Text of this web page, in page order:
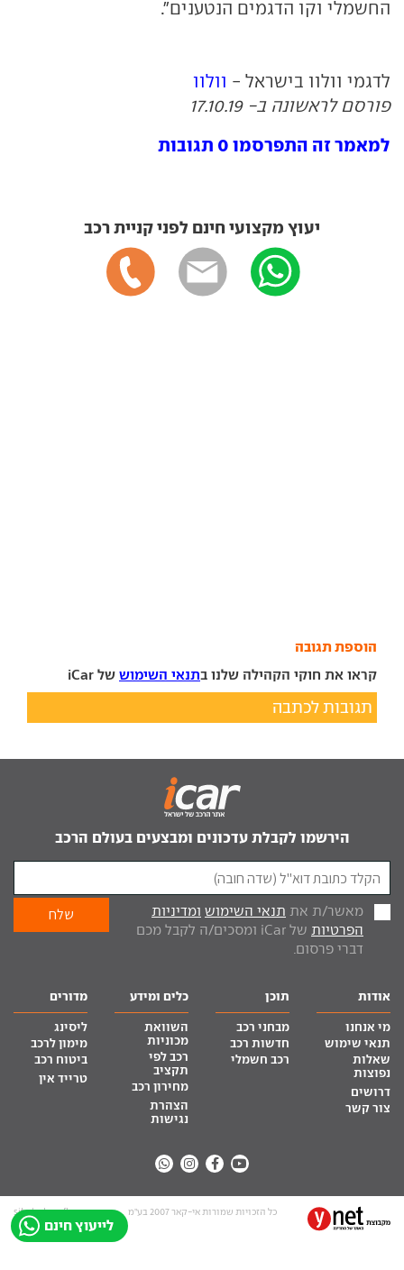
החשמלי וקו הדגמים הנטענים".
לדגמי וולוו בישראל - וולוו
פורסם לראשונה ב- 17.10.19
למאמר זה התפרסמו 0 תגובות
יעוץ מקצועי חינם לפני קניית רכב
הוספת תגובה
קראו את חוקי הקהילה שלנו בתנאי השימוש של iCar
תגובות לכתבה
לייעוץ חינם
הירשמו לקבלת עדכונים ומבצעים בעולם הרכב
מאשר/ת את תנאי השימוש ומדיניות
הפרטיות
של iCar ומסכים/ה לקבל מכם
דברי פרסום.
אודות
מי אנחנו
תנאי שימוש
שאלות
נפוצות
דרושים
צור קשר
תוכן
מבחני רכב
חדשות רכב
רכב חשמלי
כלים ומידע
השוואת
מכוניות
רכב לפי
תקציב
מחירון רכב
הצהרת
נגישות
מדורים
ליסינג
מימון לרכב
ביטוח רכב
טרייד אין
כל הזכויות שמורות אי-קאר 2007 בע”מ site by tq.soft